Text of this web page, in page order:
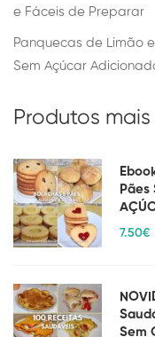
e Fáceis de Preparar
Panquecas de Limão
Sem Açúcar
Produtos
Pães
7.50€
Sem